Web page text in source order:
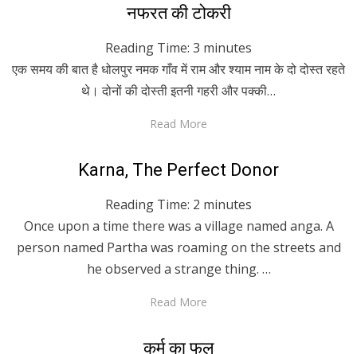
Posted
on
April 27, 2020
Hindi
नफरत की टोकरी
Reading Time: 3 minutes
एक समय की बात है धोलपुर नमक गाँव में राम और श्याम नाम के दो दोस्त रहते
थे। दोनों की दोस्ती इतनी गहरी और पक्की…
Read More
Posted
on
April 24, 2020
English
Karna, The Perfect Donor
Reading Time: 2 minutes
Once upon a time there was a village named anga. A
person named Partha was roaming on the streets and
he observed a strange thing. …
Read More
Posted
April 24, 2020
Hindi
कर्म का फल